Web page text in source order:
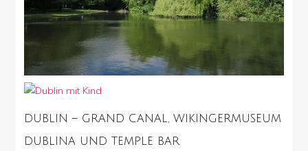
DUBLIN – GRAND CANAL, WIKINGERMUSEUM
DUBLINA UND TEMPLE BAR